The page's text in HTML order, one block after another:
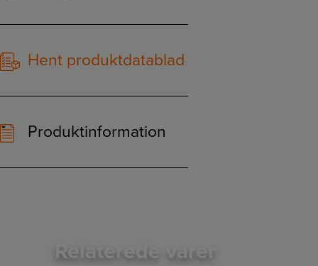
Hent produktdatablad
Produktinformation
Relaterede varer